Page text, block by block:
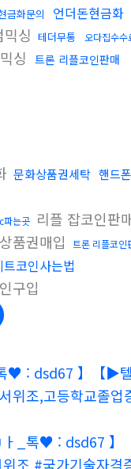
금화문의 언더돈현금화
믹싱 테더무통 오다집수수
싱 트론 리플코인판매
문화상품권세탁 핸드
는곳 리플 잡코인판
품권매입 트론 리플코인
트코인사는법
구입
♥ : dsd67 】【▶
위조,고등학교졸
_톡♥ : dsd67 】
조 #국가기술자